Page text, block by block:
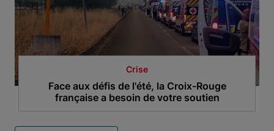
Crise
Face aux défis de l'été, la Croix-Rouge
française a besoin de votre soutien